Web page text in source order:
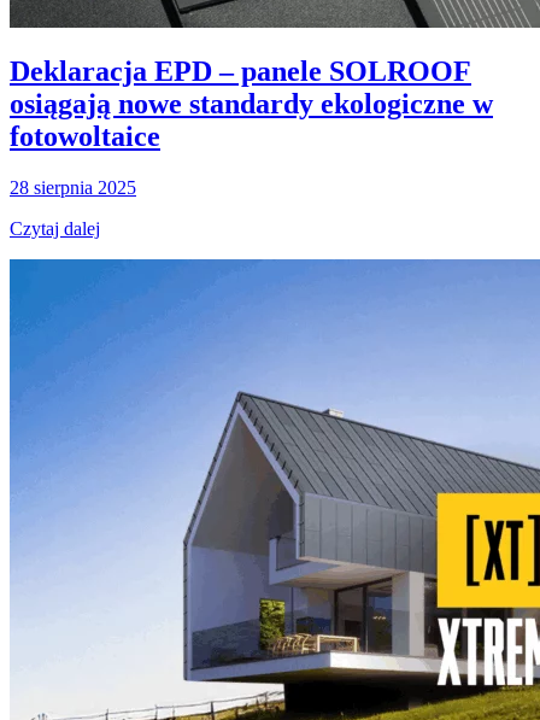
Deklaracja EPD – panele SOLROOF
osiągają nowe standardy ekologiczne w
fotowoltaice
28 sierpnia 2025
Czytaj dalej